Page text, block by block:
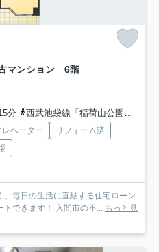
マンション 6階
分
西武池袋線「稲荷山公園」駅 徒歩23分
レベーター
リフォーム済
毎日の生活に直結する住宅ローン
できます！ 入間市の不... もっと見